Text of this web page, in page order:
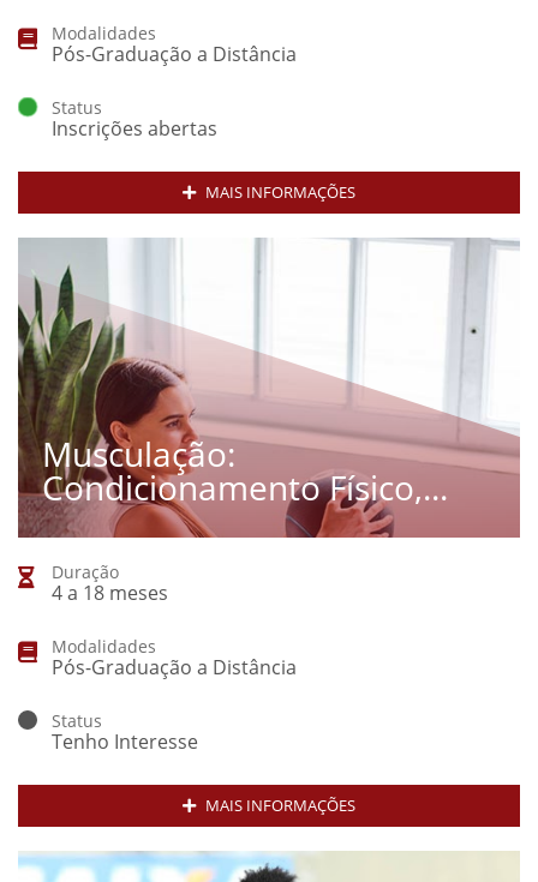
Modalidades
Pós-Graduação a Distância
Status
Inscrições abertas
MAIS INFORMAÇÕES
Musculação:
Condicionamento Físico,...
Duração
4 a 18 meses
Modalidades
Pós-Graduação a Distância
Status
Tenho Interesse
MAIS INFORMAÇÕES